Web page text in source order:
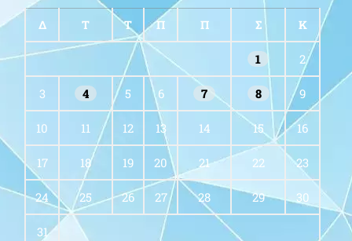
Δ Τ Τ Π Π Σ Κ
1 2
3 4 5 6 7 8 9
10 11 12 13 14 15 16
17 18 19 20 21 22 23
24 25 26 27 28 29 30
31